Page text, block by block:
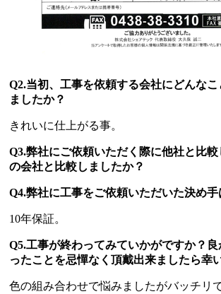
Q2.当初、工事を依頼する会社にどんな
ましたか？
きれいに仕上がる事。
Q3.弊社にご依頼いただく際に他社と比
の会社と比較しましたか？
Q4.弊社に工事をご依頼いただいた決め手
10年保証。
Q5.工事が終わってみていかがですか？
ったことを忌憚なく頂戴出来ましたら幸
色の組み合わせで悩みましたがバッチリ